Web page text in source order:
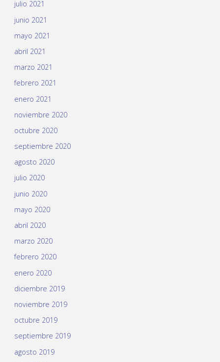
julio 2021
junio 2021
mayo 2021
abril 2021
marzo 2021
febrero 2021
enero 2021
noviembre 2020
octubre 2020
septiembre 2020
agosto 2020
julio 2020
junio 2020
mayo 2020
abril 2020
marzo 2020
febrero 2020
enero 2020
diciembre 2019
noviembre 2019
octubre 2019
septiembre 2019
agosto 2019